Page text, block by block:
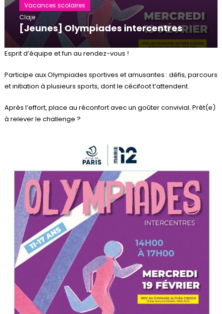
Vacances scolaires
Claje
[Jeunes] Olympiades intercentres
Esprit d’équipe et fun au rendez-vous !
Participe aux Olympiades sportives et amusantes : défis, parcours
et initiation à plusieurs sports, dont le cécifoot t’attendent.
Après l’effort, place au réconfort avec un goûter convivial. Prêt(e)
à relever le challenge ?